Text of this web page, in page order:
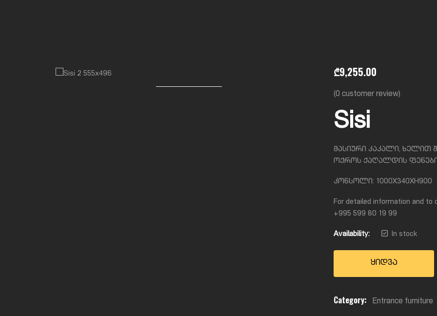
₾9,255.00
(0 customer review)
Sisi
მასიური კაკალი,
ოქროს ქაღალდის
კონსოლი: 1000X340XH900
For detailed information and to
+995 599 80 19 99
Availability: In stock
ყიდვა
Category: Entrance furniture